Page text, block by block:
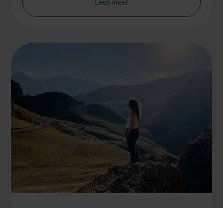
Lees meer